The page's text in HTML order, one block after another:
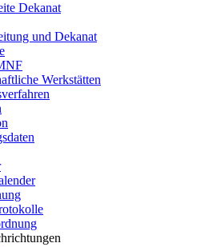
Dekanat
und Dekanat
Werkstätten